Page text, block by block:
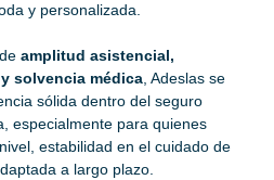
y personalizada.
amplitud asistencial,
solvencia médica , Adeslas se
sólida dentro del seguro
especialmente para quienes
estabilidad en el cuidado de
a largo plazo.